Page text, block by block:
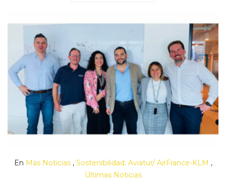
En Más Noticias, Sostenibilidad: Aviatur/ AirFrance-KLM ,
Últimas Noticias